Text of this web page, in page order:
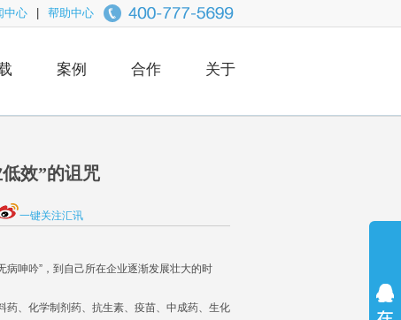
中心 帮助中心
案例 合作 关于
效”的诅咒
一键关注汇讯
呻吟”，到自己所在企业逐渐发展壮大的时
、化学制剂药、抗生素、疫苗、中成药、生化